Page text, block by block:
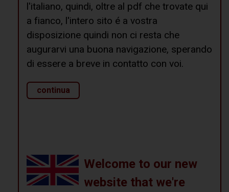
l'italiano, quindi, oltre al pdf che trovate qui
a fianco, l'intero sito é a vostra
disposizione quindi non ci resta che
augurarvi una buona navigazione, sperando
di essere a breve in contatto con voi.
continua
Welcome to our new
website that we're